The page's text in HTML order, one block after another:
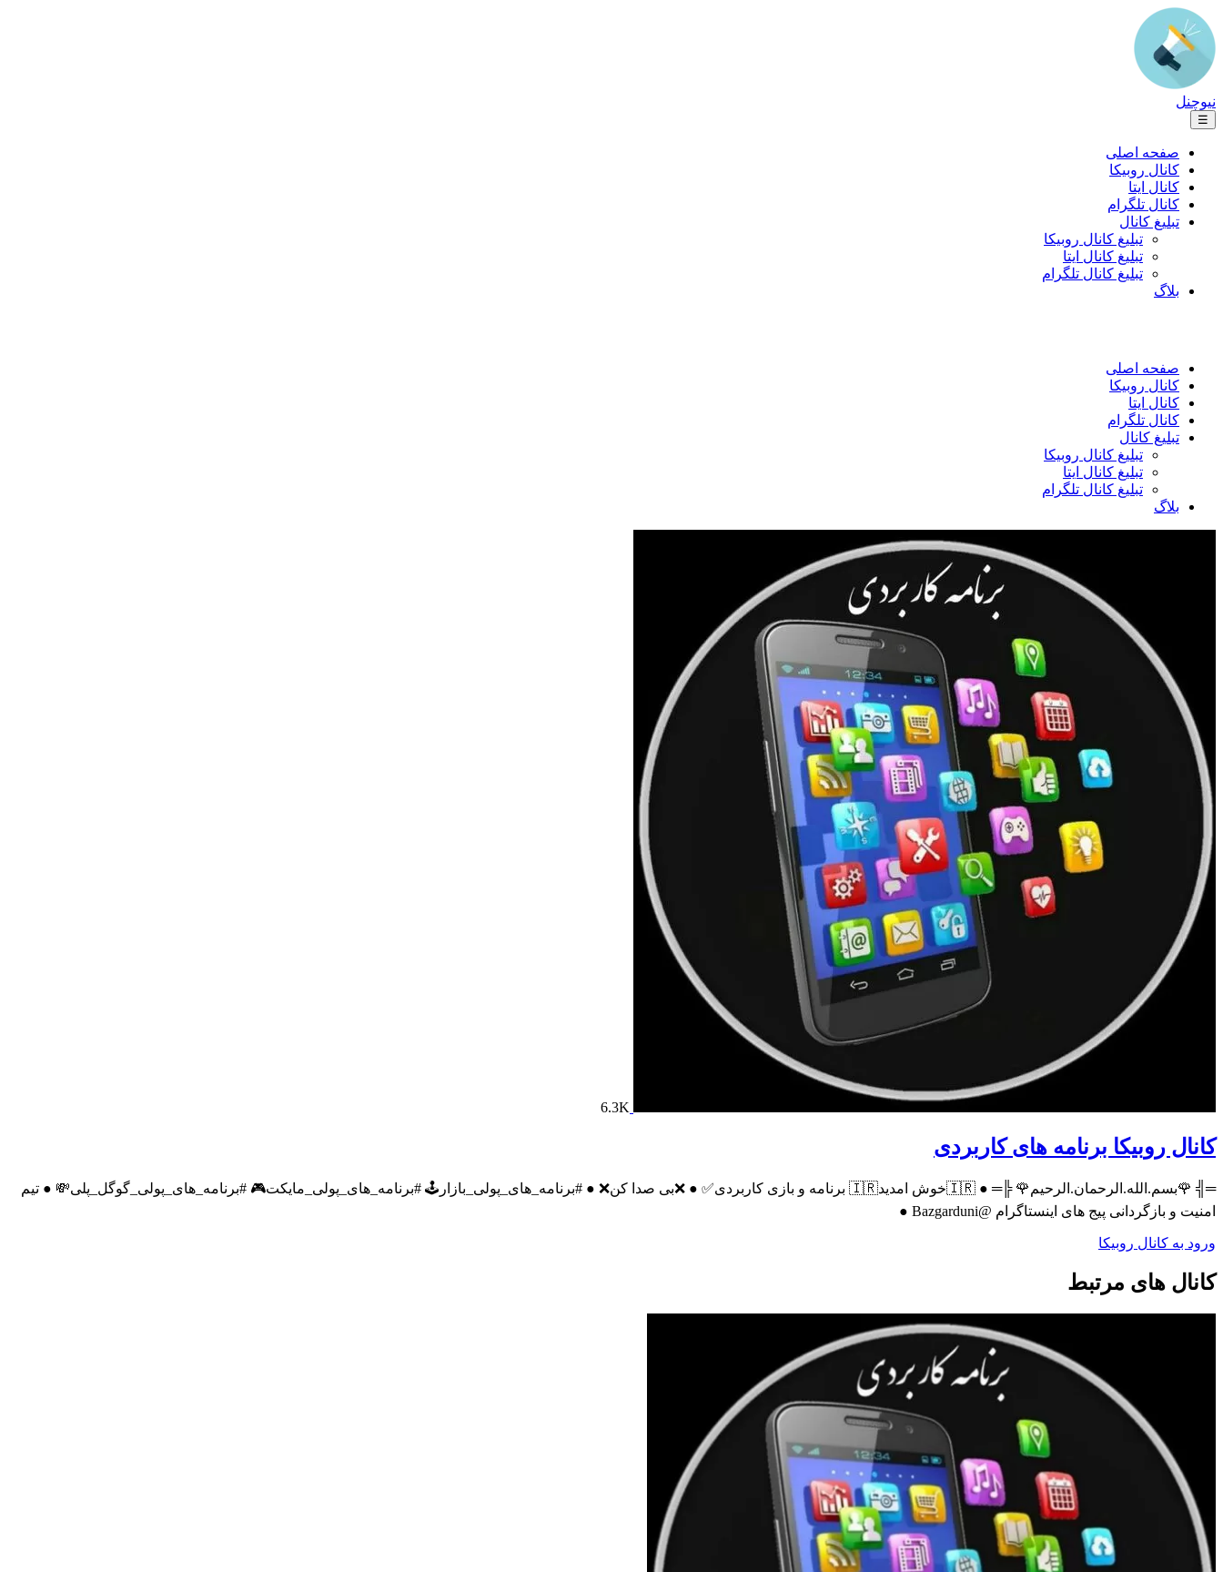
نیوچنل
☰
صفحه اصلی
کانال روبیکا
کانال ایتا
کانال تلگرام
تبلیغ کانال
تبلیغ کانال روبیکا
تبلیغ کانال ایتا
تبلیغ کانال تلگرام
بلاگ
صفحه اصلی
کانال روبیکا
کانال ایتا
کانال تلگرام
تبلیغ کانال
تبلیغ کانال روبیکا
تبلیغ کانال ایتا
تبلیغ کانال تلگرام
بلاگ
6.3K
کانال روبیکا برنامه های کاربردی
═╣ 🌹بسم.الله.الرحمان.الرحیم🌹 ╠═ ● 🇮🇷خوش امدید🇮🇷 برنامه و بازی کاربردی✅ ● ❌بی صدا کن❌ ● #برنامه_های_پولی_بازار🕹 #برنامه_های_پولی_مایکت🎮 #برنامه_های_پولی_گوگل_پلی💸 ● تیم
امنیت و بازگردانی پیج های اینستاگرام @Bazgarduni ●
ورود به کانال روبیکا
کانال های مرتبط